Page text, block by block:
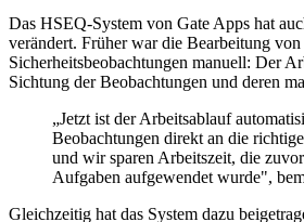
Das HSEQ-System von Gate Apps hat
verändert. Früher war die Bearbeitung von
Sicherheitsbeobachtungen manuell: Der
Sichtung der Beobachtungen und deren
„Jetzt ist der Arbeitsablauf
Beobachtungen direkt an die
und wir sparen Arbeitszeit, die
Aufgaben aufgewendet wurde",
Gleichzeitig hat das System dazu